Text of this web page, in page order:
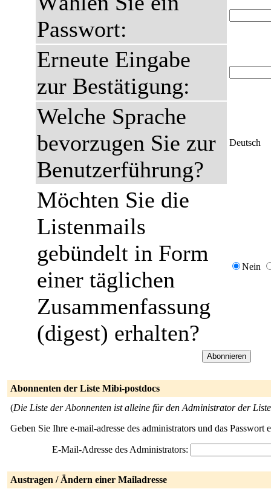
Passwort:
Erneute Eingabe
zur Bestätigung:
Welche Sprache
bevorzugen Sie zur
Benutzerführung?
Deutsch
Möchten Sie die
Listenmails
gebündelt in Form
einer täglichen
Zusammenfassung
(digest) erhalten?
Nein
Abonnenten der Liste Mibi-postdocs
(Die Liste der Abonnenten ist alleine für den Administrator der
Geben Sie Ihre e-mail-adresse des administrators und das
E-Mail-Adresse des Administrators:
Austragen / Ändern einer Mailadresse